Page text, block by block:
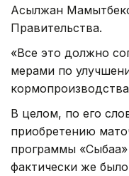
Асылжан
Правительства.
«Все это должно
мерами по
В целом, по его
приобретению
программы
фактически же